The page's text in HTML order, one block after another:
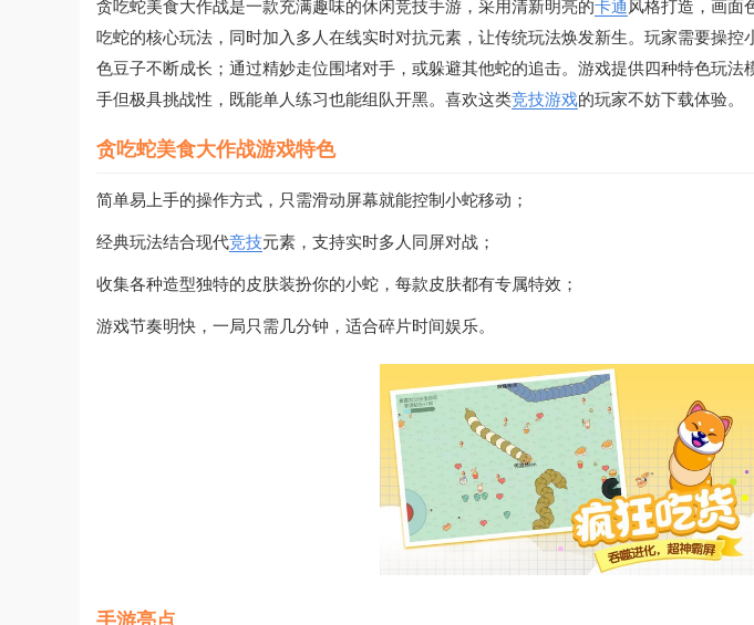
贪吃蛇美食大作战是一款充满趣味的休闲竞技手游，采用清新明亮的卡通 风格打造，画面
吃蛇的核心玩法，同时加入多人在线实时对抗元素，让传统玩法焕发新生。玩家需要操控
色豆子不断成长；通过精妙走位围堵对手，或躲避其他蛇的追击。游戏提供四种特色玩法
手但极具挑战性，既能单人练习也能组队开黑。喜欢这类竞技游戏的玩家不妨下载体验。
贪吃蛇美食大作战游戏特色
简单易上手的操作方式，只需滑动屏幕就能控制小蛇移动；
经典玩法结合现代竞技元素，支持实时多人同屏对战；
收集各种造型独特的皮肤装扮你的小蛇，每款皮肤都有专属特效；
游戏节奏明快，一局只需几分钟，适合碎片时间娱乐。